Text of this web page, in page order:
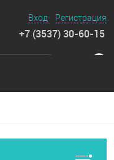
Вход Регистрация
+7 (3537) 30-60-15